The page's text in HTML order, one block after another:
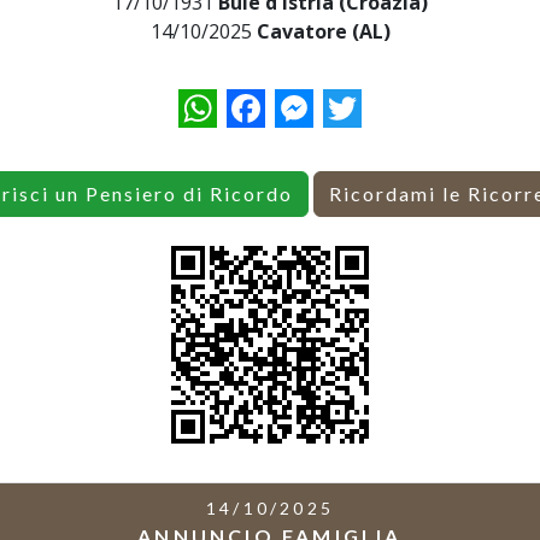
14/10/2025 Cavatore (AL)
WhatsAppFacebookMessenger
Twitter
un Pensiero di Ricordo Ricordami le
14/10/2025